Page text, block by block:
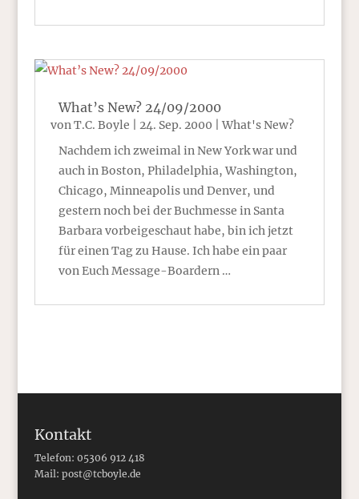
What’s New? 24/09/2000
vonT.C. Boyle 24. Sep. 2000 |What's New?
Nachdem ich zweimal in New York war und
auch in Boston, Philadelphia, Washington,
Chicago, Minneapolis und Denver, und
gestern noch bei der Buchmesse in Santa
Barbara vorbeigeschaut habe, bin ich jetzt
für einen Tag zu Hause. Ich habe ein paar
von Euch Message-Boardern …
Kontakt
Telefon: 05306 912 418
Mail: post@tcboyle.de